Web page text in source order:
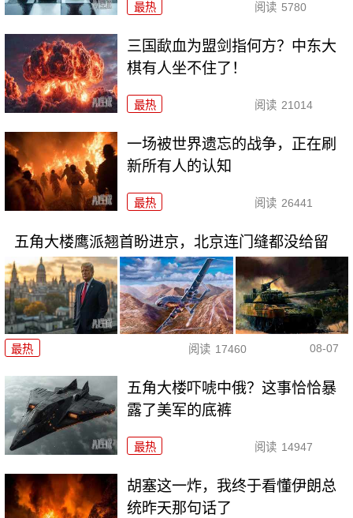
最热 阅读 5780
三国歃血为盟剑指何方？中东大
棋有人坐不住了！
最热 阅读 21014
一场被世界遗忘的战争，正在刷
新所有人的认知
最热 阅读 26441
五角大楼鹰派翘首盼进京，北京连门缝都没给留
最热 阅读 17460 08-07
五角大楼吓唬中俄？这事恰恰暴
露了美军的底裤
最热 阅读 14947
胡塞这一炸，我终于看懂伊朗总
统昨天那句话了